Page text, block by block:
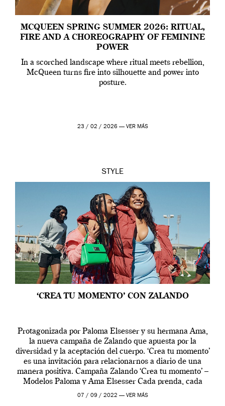
MCQUEEN SPRING SUMMER 2026: RITUAL,
FIRE AND A CHOREOGRAPHY OF FEMININE
POWER
In a scorched landscape where ritual meets rebellion,
McQueen turns fire into silhouette and power into
posture.
23 / 02 / 2026 — VER MÁS
STYLE
‘CREA TU MOMENTO’ CON ZALANDO
Protagonizada por Paloma Elsesser y su hermana Ama,
la nueva campaña de Zalando que apuesta por la
diversidad y la aceptación del cuerpo. ‘Crea tu momento’
es una invitación para relacionarnos a diario de una
manera positiva. Campaña Zalando ‘Crea tu momento’ –
Modelos Paloma y Ama Elsesser Cada prenda, cada
outfit, cada momento, caracteriza […]
07 / 09 / 2022 — VER MÁS